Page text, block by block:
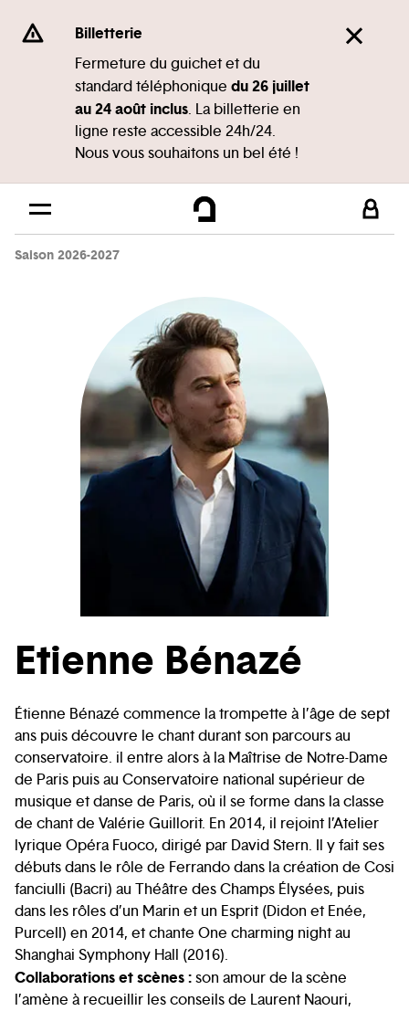
Se rendre au
Contenu principal
Pied de page
Billetterie
Fermeture du guichet et du
standard téléphonique du 26 juillet
au 24 août inclus. La billetterie en
ligne reste accessible 24h/24.
Nous vous souhaitons un bel été !
Saison 2026-2027
Etienne Bénazé
Étienne Bénazé commence la trompette à l’âge de sept
ans puis découvre le chant durant son parcours au
conservatoire. il entre alors à la Maîtrise de Notre-Dame
de Paris puis au Conservatoire national supérieur de
musique et danse de Paris, où il se forme dans la classe
de chant de Valérie Guillorit. En 2014, il rejoint l’Atelier
lyrique Opéra Fuoco, dirigé par David Stern. Il y fait ses
débuts dans le rôle de Ferrando dans la création de Cosi
fanciulli (Bacri) au Théâtre des Champs Élysées, puis
dans les rôles d’un Marin et un Esprit (Didon et Enée,
Purcell) en 2014, et chante One charming night au
Shanghai Symphony Hall (2016).
Collaborations et scènes :son amour de la scène
l’amène à recueillir les conseils de Laurent Naouri,